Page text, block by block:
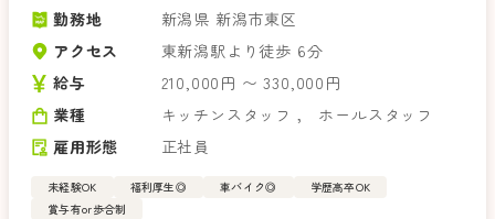
勤務地
新潟県 新潟市東区
アクセス
東新潟駅より徒歩 6分
給与
210,000円 〜 330,000円
業種
キッチンスタッフ ，
ホールスタッフ
雇用形態
正社員
未経験OK 福利厚生◎ 車バイク◎
学歴高卒OK
賞与有or歩合制